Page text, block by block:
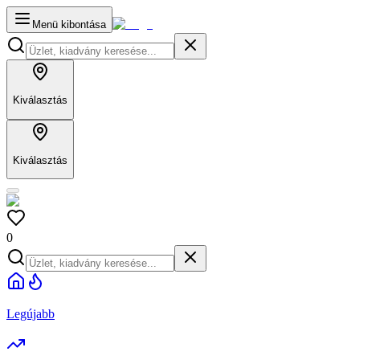
Menü kibontása
Kiválasztás
Kiválasztás
0
Legújabb